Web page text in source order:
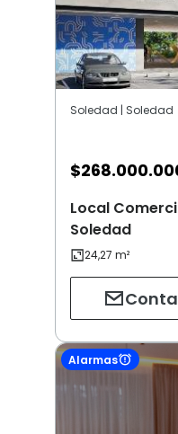
Soledad | Soledad
$
Local
Soledad
Alarmas